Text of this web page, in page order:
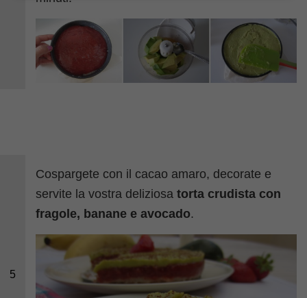
5
Cospargete con il cacao amaro, decorate e
servite la vostra deliziosatorta crudista con
fragole, banane e avocado.